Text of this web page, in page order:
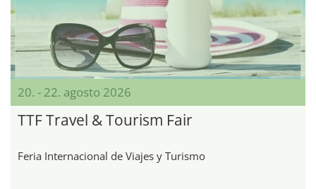
20. - 22. agosto 2026
TTF Travel & Tourism Fair
Feria Internacional de Viajes y Turismo